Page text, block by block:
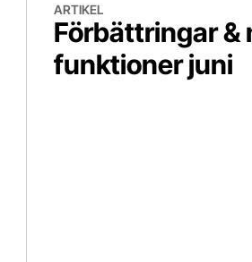
ARTIKEL
Förbättringar &
funktioner juni